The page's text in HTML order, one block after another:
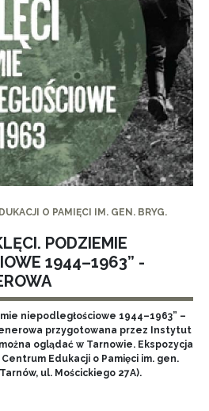
O PAMIĘCI IM. GEN. BRYG.
PODZIEMIE
1944–1963” -
niepodległościowe 1944–1963” –
przygotowana przez Instytut
oglądać w Tarnowie. Ekspozycja
Edukacji o Pamięci im. gen.
ul. Mościckiego 27A).